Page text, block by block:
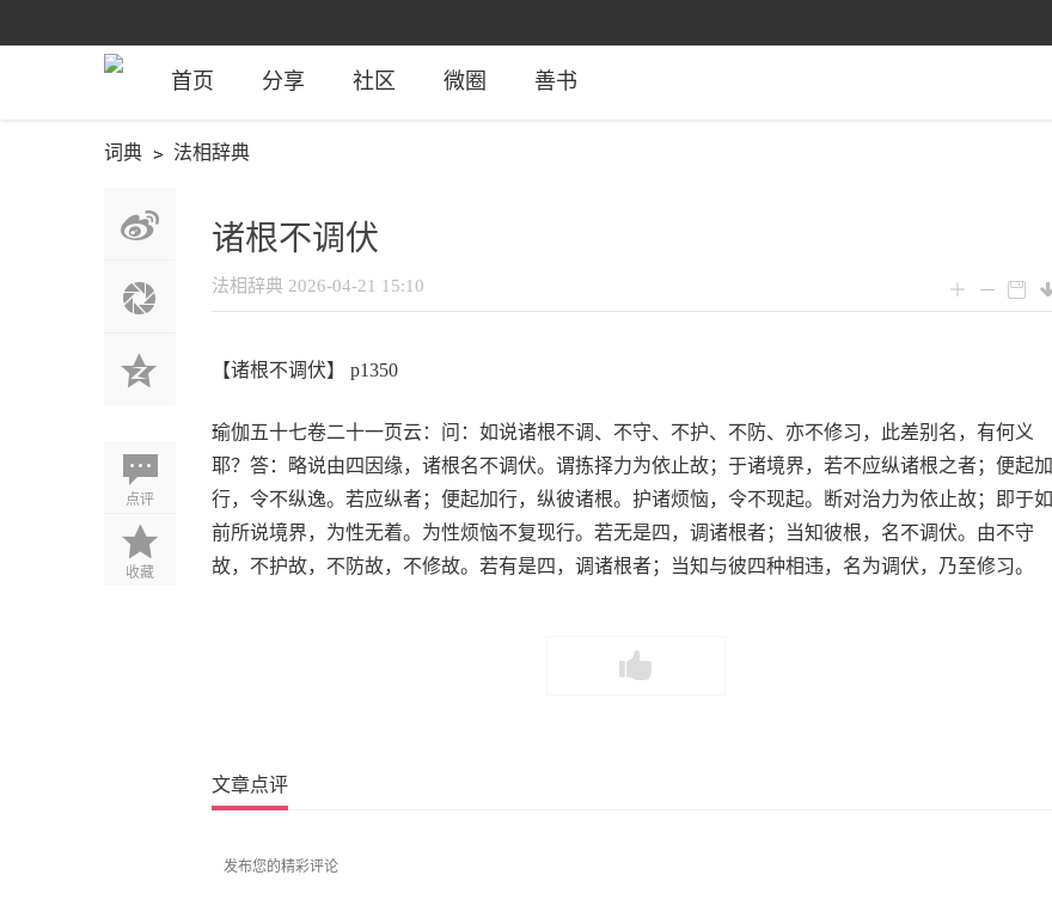
首页 分享 社区 微圈 善书
词典 法相辞典
点评
收藏
诸根不调伏
法相辞典 2026-04-21 15:10
【诸根不调伏】 p1350
瑜伽五十七卷二十一页云：问：如说诸根不调、不守、不护、不防、亦不修习，此差别名，有何义
耶？答：略说由四因缘，诸根名不调伏。谓拣择力为依止故；于诸境界，若不应纵诸根之者；便起加
行，令不纵逸。若应纵者；便起加行，纵彼诸根。护诸烦恼，令不现起。断对治力为依止故；即于如
前所说境界，为性无着。为性烦恼不复现行。若无是四，调诸根者；当知彼根，名不调伏。由不守
故，不护故，不防故，不修故。若有是四，调诸根者；当知与彼四种相违，名为调伏，乃至修习。
文章点评